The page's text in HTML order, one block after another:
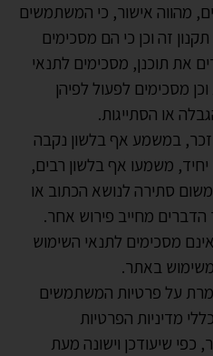
מהווה אישור, כי המשתמשים
זה וכן כי הם מסכימים
את תוכנן, מסכימים לתנאי
מסכימים לפעול לפיהן
או הסתייגות.
זכר, במשמע אף בלשון נקבה
יחיד, משמעו אף בלשון רבים,
סתירה לנושא הכתוב או
הדברים מחייב פירוש אחר.
מסכימים לתנאי השימוש
משימוש באתר.
על פרטיות המשתמשים
מדיניות הפרטיות
שיעודכן וישונה מעת